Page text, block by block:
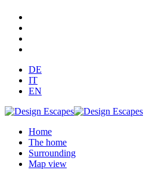
DE
IT
EN
Home
The home
Surrounding
Map view